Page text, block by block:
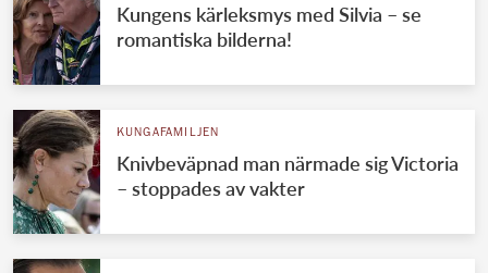
Kungens kärleksmys med Silvia – se
romantiska bilderna!
KUNGAFAMILJEN
Knivbeväpnad man närmade sig Victoria
– stoppades av vakter